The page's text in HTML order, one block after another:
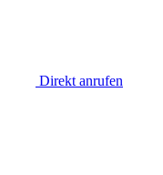
Direkt anrufen